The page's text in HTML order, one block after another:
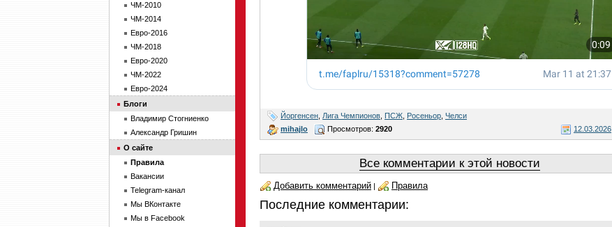
Йоргенсен Лига Чемпионов ПСЖ Росеньор Челси
mihajlo
12.03.2026
Просмотров: 2920
Все комментарии к этой новости
Добавить комментарий | Правила
Последние комментарии:
ЧМ-2010
ЧМ-2014
Евро-2016
ЧМ-2018
Евро-2020
ЧМ-2022
Евро-2024
Блоги
Владимир Стогниенко
Александр Гришин
О сайте
Правила
Вакансии
Telegram-канал
Мы ВКонтакте
Мы в Facebook